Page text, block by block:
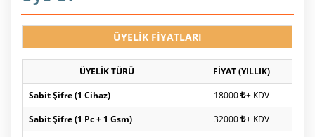
ÜYELİK FİYATLARI
ÜYELİK TÜRÜ
FİYAT (YILLIK)
Sabit Şifre (1 Cihaz)
18000 + KDV
Sabit Şifre (1 Pc + 1 Gsm)
32000 + KDV